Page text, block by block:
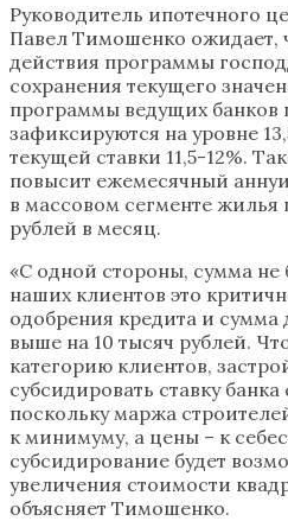
Руководитель ипотечного
Павел Тимошенко ожидает,
действия программы
сохранения текущего
программы ведущих банков
зафиксируются на уровне
текущей ставки 11,5-12%.
повысит ежемесячный
в массовом сегменте жилья
рублей в месяц.
«С одной стороны, сумма
наших клиентов это
одобрения кредита и сумма
выше на 10 тысяч рублей.
категорию клиентов,
субсидировать ставку
поскольку маржа
к минимуму, а цены – к
субсидирование будет
увеличения стоимости
объясняет Тимошенко.